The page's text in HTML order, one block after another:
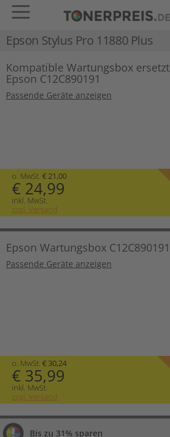
Epson Stylus Pro 11880 Plus
Kompatible Wartungsbox ersetzt
Epson C12C890191
Passende Geräte anzeigen
o. MwSt. € 21,00
€ 24,99
inkl. MwSt.
zzgl. Versand
Epson Wartungsbox C12C890191
Passende Geräte anzeigen
o. MwSt. € 30,24
€ 35,99
inkl. MwSt.
zzgl. Versand
Bis zu 31% sparen